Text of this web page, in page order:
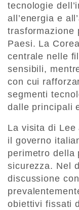
tecnologie
all’energia e
trasformazione
Paesi. La
centrale nelle
sensibili,
con cui
segmenti
dalle principali
La visita di
il governo
perimetro della
sicurezza. Nel
discussione
obiettivi fissati